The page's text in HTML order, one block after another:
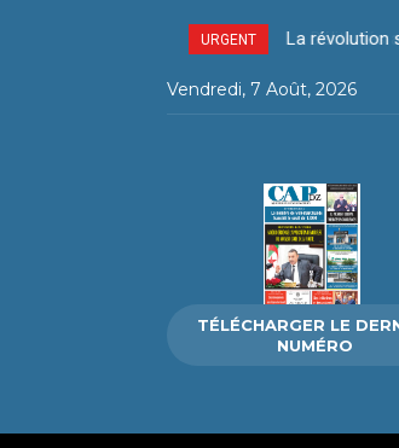
URGENT La révolution
Délits liés
Vendredi, 7 Août, 2026
TÉLÉCHARGER LE
NUMÉRO